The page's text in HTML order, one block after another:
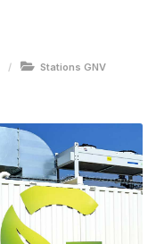
Stations GNV